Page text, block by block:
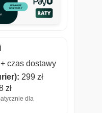
czas dostawy
299 zł
zł
dla